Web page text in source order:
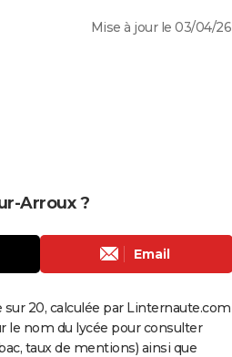
Mise à jour le 03/04/26
Arroux ?
Email
20, calculée par Linternaute.com
le nom du lycée pour consulter
taux de mentions) ainsi que